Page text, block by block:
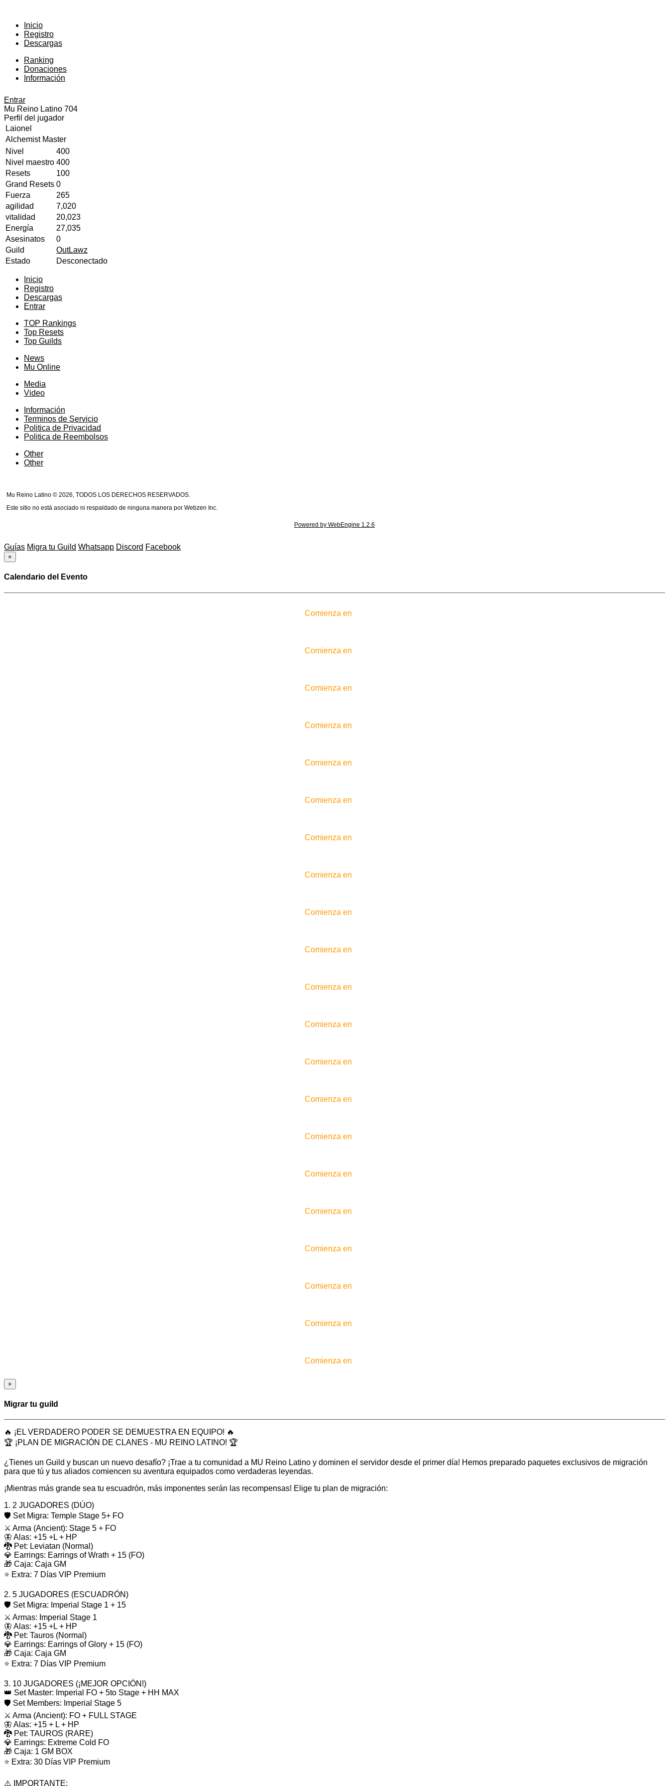
Inicio
Registro
Descargas
Ranking
Donaciones
Información
Entrar
Mu Reino Latino 704
Perfil del jugador
Laionel
Alchemist Master
Nivel
400
Nivel maestro 400
Resets
100
Grand Resets 0
Fuerza
265
agilidad
7,020
vitalidad
20,023
Energía
27,035
Asesinatos
0
Guild
OutLawz
Estado
Desconectado
Inicio
Registro
Descargas
Entrar
TOP Rankings
Top Resets
Top Guilds
News
Mu Online
Media
Video
Información
Terminos de Servicio
Politica de Privacidad
Politica de Reembolsos
Other
Other
Mu Reino Latino © 2026, TODOS LOS DERECHOS RESERVADOS.
Este sitio no está asociado ni respaldado de ninguna manera por Webzen Inc.
Powered by WebEngine 1.2.6
Guías Migra tu Guild Whatsapp Discord Facebook
×
Calendario del Evento
Comienza en
Comienza en
Comienza en
Comienza en
Comienza en
Comienza en
Comienza en
Comienza en
Comienza en
Comienza en
Comienza en
Comienza en
Comienza en
Comienza en
Comienza en
Comienza en
Comienza en
Comienza en
Comienza en
Comienza en
Comienza en
×
Migrar tu guild
🔥 ¡EL VERDADERO PODER SE DEMUESTRA EN EQUIPO! 🔥
🏆 ¡PLAN DE MIGRACIÓN DE CLANES - MU REINO LATINO! 🏆
¿Tienes un Guild y buscan un nuevo desafío? ¡Trae a tu comunidad a MU Reino Latino y dominen el servidor desde el primer día! Hemos preparado paquetes exclusivos de migración
para que tú y tus aliados comiencen su aventura equipados como verdaderas leyendas.
¡Mientras más grande sea tu escuadrón, más imponentes serán las recompensas! Elige tu plan de migración:
1. 2 JUGADORES (DÚO)
🛡️ Set Migra: Temple Stage 5+ FO
⚔️ Arma (Ancient): Stage 5 + FO
🦋 Alas: +15 +L + HP
🐉 Pet: Leviatan (Normal)
💎 Earrings: Earrings of Wrath + 15 (FO)
🎁 Caja: Caja GM
⭐ Extra: 7 Días VIP Premium
2. 5 JUGADORES (ESCUADRÓN)
🛡️ Set Migra: Imperial Stage 1 + 15
⚔️ Armas: Imperial Stage 1
🦋 Alas: +15 +L + HP
🐉 Pet: Tauros (Normal)
💎 Earrings: Earrings of Glory + 15 (FO)
🎁 Caja: Caja GM
⭐ Extra: 7 Días VIP Premium
3. 10 JUGADORES (¡MEJOR OPCIÓN!)
👑 Set Master: Imperial FO + 5to Stage + HH MAX
🛡️ Set Members: Imperial Stage 5
⚔️ Arma (Ancient): FO + FULL STAGE
🦋 Alas: +15 + L + HP
🐉 Pet: TAUROS (RARE)
💎 Earrings: Extreme Cold FO
🎁 Caja: 1 GM BOX
⭐ Extra: 30 Días VIP Premium
⚠️ IMPORTANTE: